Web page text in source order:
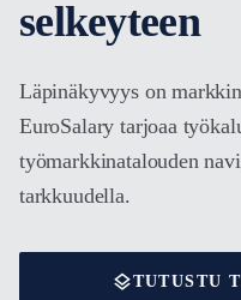
selkeyteen
Läpinäkyvyys on
EuroSalary tarjoaa
työmarkkinatalouden
tarkkuudella.
layersTUTUSTU